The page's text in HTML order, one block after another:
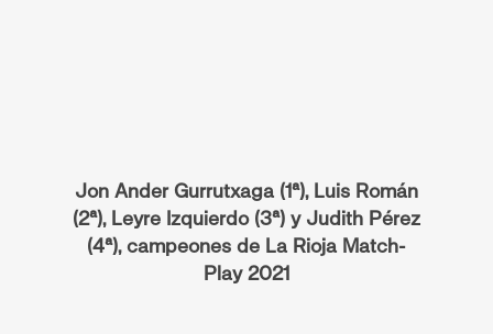
Jon Ander Gurrutxaga (1ª), Luis Román
(2ª), Leyre Izquierdo (3ª) y Judith Pérez
(4ª), campeones de La Rioja Match-
Play 2021